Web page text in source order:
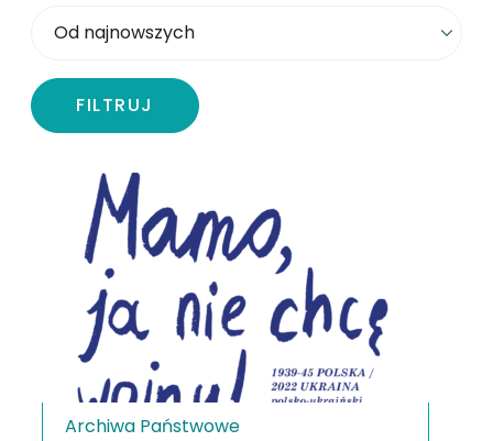
FILTRUJ
Archiwa Państwowe